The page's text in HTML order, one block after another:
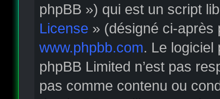
phpBB ») qui est un script
License » (désigné ci-après
www.phpbb.com. Le logiciel
phpBB Limited n’est pas
pas comme contenu ou